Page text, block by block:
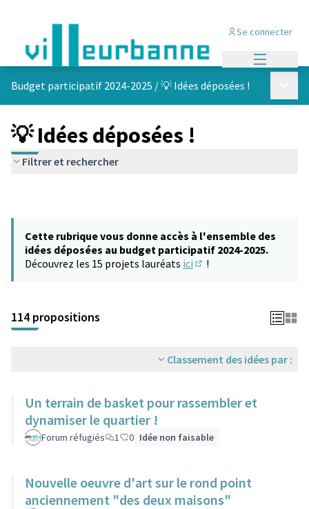
Se connecter
Budget participatif 2024-2025 /💡 Idées déposées !
💡 Idées déposées !
Filtrer et rechercher
Cette rubrique vous donne accès à l'ensemble des
idées déposées au budget participatif 2024-2025.
Découvrez les 15 projets lauréats ici !
114 propositions
Classement des idées par :
Un terrain de basket pour rassembler et
dynamiser le quartier !
Forum réfugiés 1 0 Idée non faisable
Nouvelle oeuvre d'art sur le rond point
anciennement "des deux maisons"